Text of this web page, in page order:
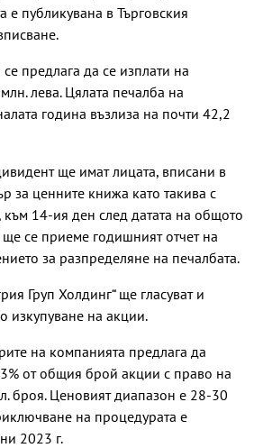
е публикувана в Търговския
предлага да се изплати на
лева. Цялата печалба на
година възлиза на почти 42,2
ще имат лицата, вписани в
за ценните книжа като такива с
14-ия ден след датата на общото
се приеме годишният отчет на
за разпределяне на печалбата.
Груп Холдинг“ ще гласуват и
изкупуване на акции.
на компанията предлага да
от общия брой акции с право на
броя. Ценовият диапазон е 28-30
на процедурата е
2023 г.